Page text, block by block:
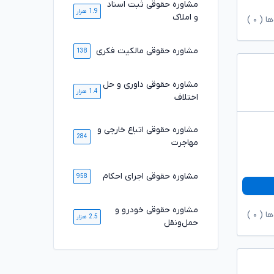
( ۰
( ۰
مشاوره حقوقی ثبت اسناد
و املاک
1.9 هزار
مشاوره حقوقی مالکیت فکری 138
مشاوره حقوقی داوری و حل
اختلاف
1.4 هزار
مشاوره حقوقی اتباع خارجی و
مهاجرت
284
مشاوره حقوقی اجرای احکام 958
مشاوره حقوقی خودرو و
حمل‌ونقل
2.5 هزار